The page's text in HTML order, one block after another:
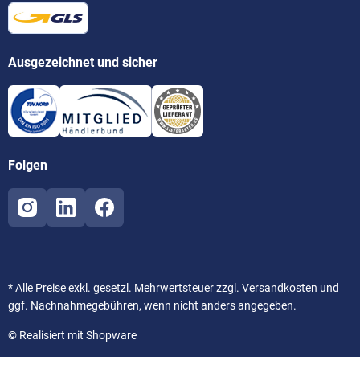
Ausgezeichnet und sicher
Folgen
* Alle Preise exkl. gesetzl. Mehrwertsteuer zzgl. Versandkosten und
ggf. Nachnahmegebühren, wenn nicht anders angegeben.
© Realisiert mit Shopware